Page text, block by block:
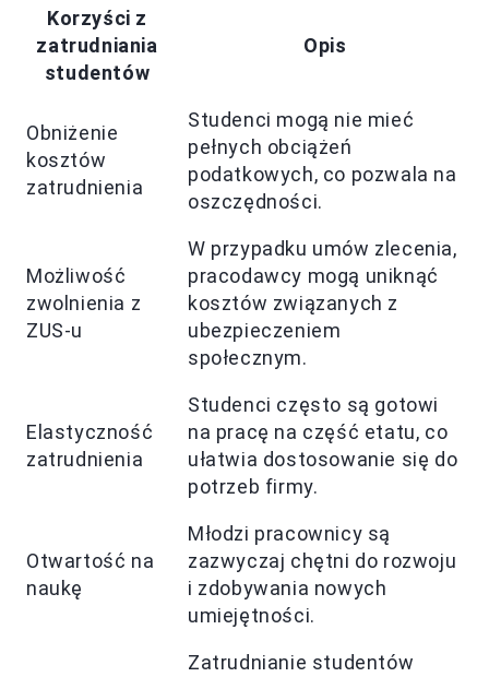
Korzyści z
zatrudniania
studentów
Opis
Obniżenie
kosztów
zatrudnienia
Studenci mogą nie mieć
pełnych obciążeń
podatkowych, co pozwala na
oszczędności.
Możliwość
zwolnienia z
ZUS-u
W przypadku umów zlecenia,
pracodawcy mogą uniknąć
kosztów związanych z
ubezpieczeniem
społecznym.
Elastyczność
zatrudnienia
Studenci często są gotowi
na pracę na część etatu, co
ułatwia dostosowanie się do
potrzeb firmy.
Otwartość na
naukę
Młodzi pracownicy są
zazwyczaj chętni do rozwoju
i zdobywania nowych
umiejętności.
Zatrudnianie studentów